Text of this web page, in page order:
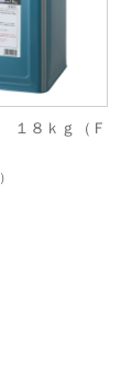
１８ｋｇ（Ｆ